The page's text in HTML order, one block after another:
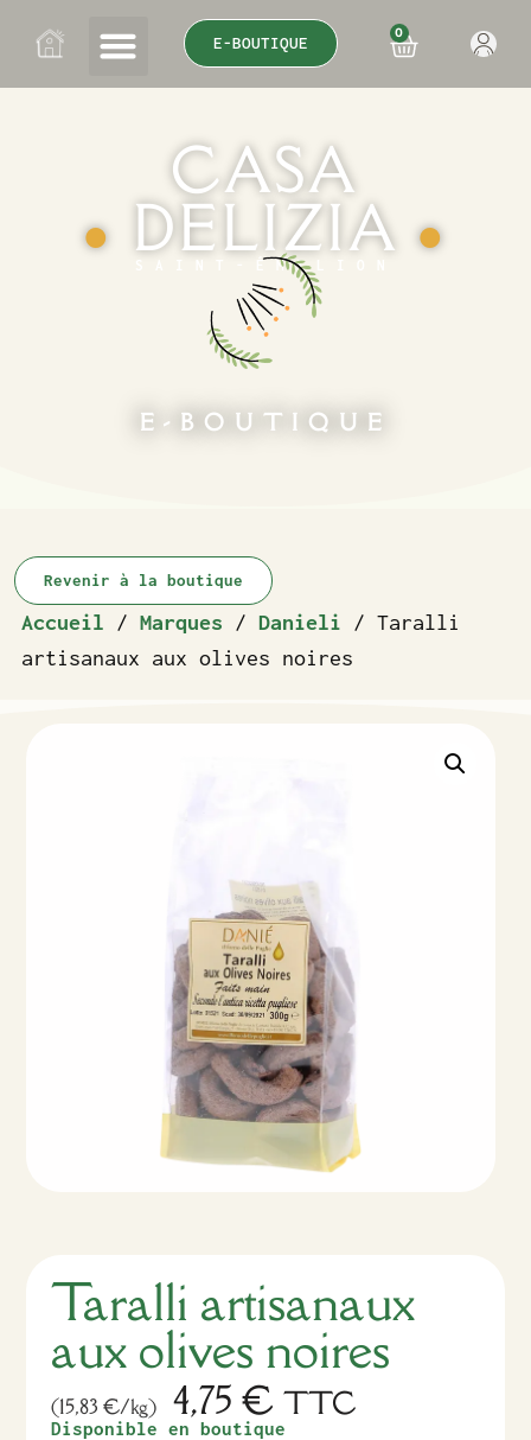
E-BOUTIQUE
0
CASA
● DELIZIA ●
SAINT-ÉMILION
E-BOUTIQUE
Revenir à la boutique
Accueil / Marques / Danieli / Taralli
artisanaux aux olives noires
Taralli artisanaux
aux olives noires
(15,83 €/kg) 4,75€ TTC
Disponible en boutique